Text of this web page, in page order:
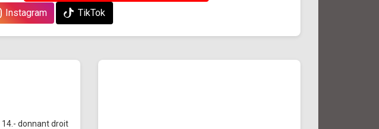
Instagram TikTok
14.- donnant droit